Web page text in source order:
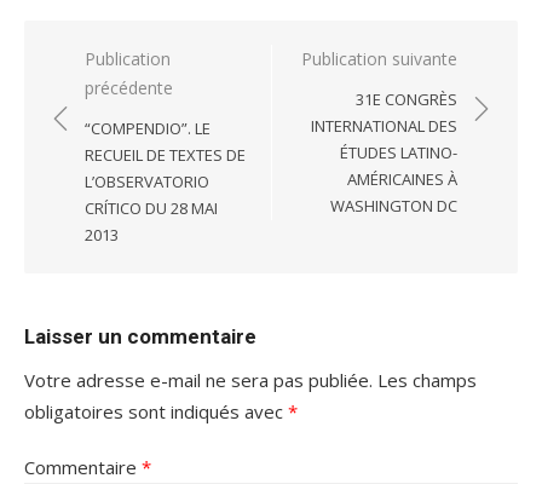
Navigation
l’article
Publication
précédente
“COMPENDIO”. LE
RECUEIL DE TEXTES DE
L’OBSERVATORIO
CRÍTICO DU 28 MAI
2013
Publication suivante
31E CONGRÈS
INTERNATIONAL DES
ÉTUDES LATINO-
AMÉRICAINES À
WASHINGTON DC
Laisser un commentaire
Votre adresse e-mail ne sera pas publiée. Les champs
obligatoires sont indiqués avec *
Commentaire *